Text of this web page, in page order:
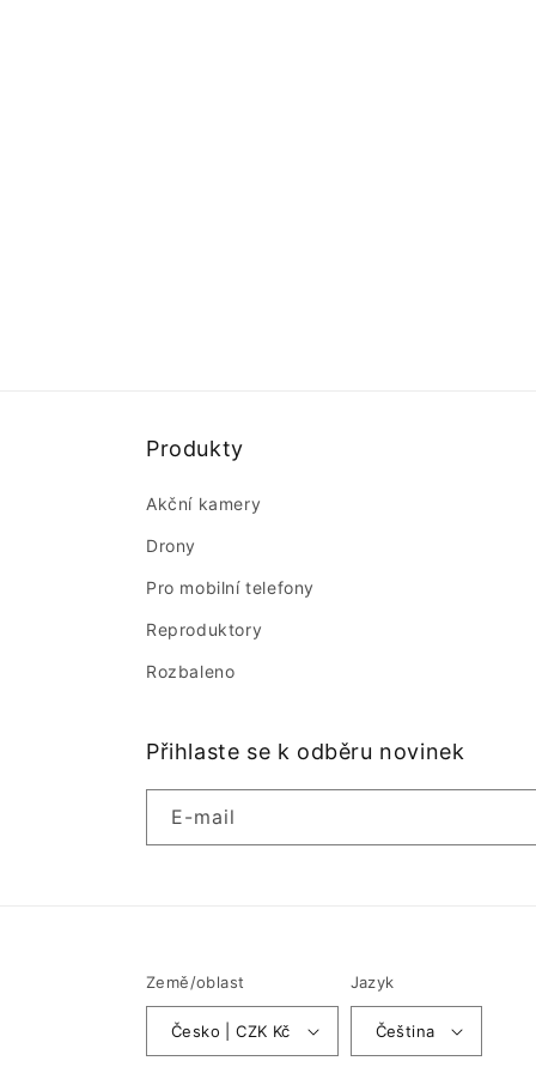
Produkty
Akční kamery
Drony
Pro mobilní telefony
Reproduktory
Rozbaleno
Přihlaste se k odběru novinek
E-mail
Země/oblast
Česko | CZK Kč
Jazyk
Čeština